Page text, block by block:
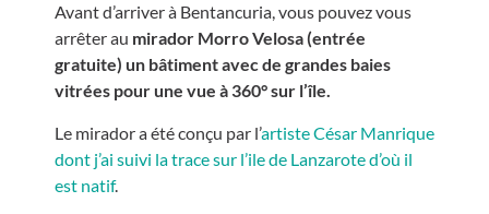
Avant d’arriver à Bentancuria, vous pouvez vous
arrêter au mirador Morro Velosa (entrée
gratuite) un bâtiment avec de grandes baies
vitrées pour une vue à 360° sur l’île.
Le mirador a été conçu par l’artiste César Manrique
dont j’ai suivi la trace sur l’ile de Lanzarote d’où il
est natif.